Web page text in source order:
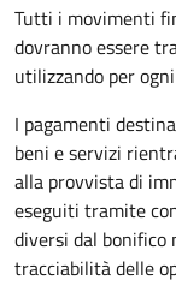
Tutti i movimenti
dovranno essere
utilizzando per
I pagamenti
beni e servizi
alla provvista di
eseguiti tramite
diversi dal bonifico
tracciabilità delle